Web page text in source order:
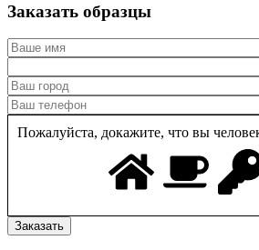
Заказать образцы
Пожалуйста, докажите, что вы